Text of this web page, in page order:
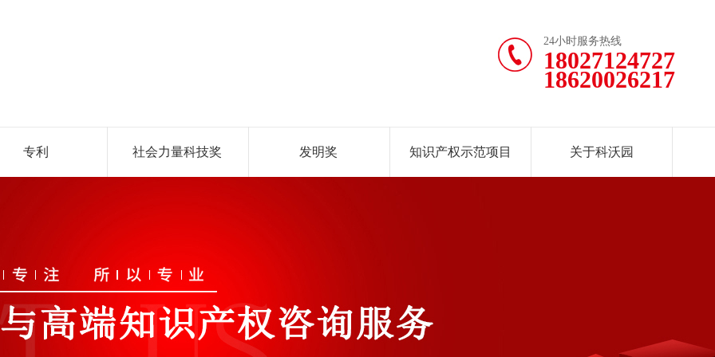
24小时服务热线
18027124727
18620026217
专利 社会力量科技奖 发明奖 知识产权示范项目 关于科沃园